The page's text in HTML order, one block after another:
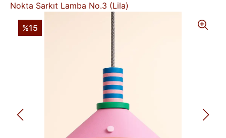
Nokta Sarkıt Lamba No.3 (Lila)
%15